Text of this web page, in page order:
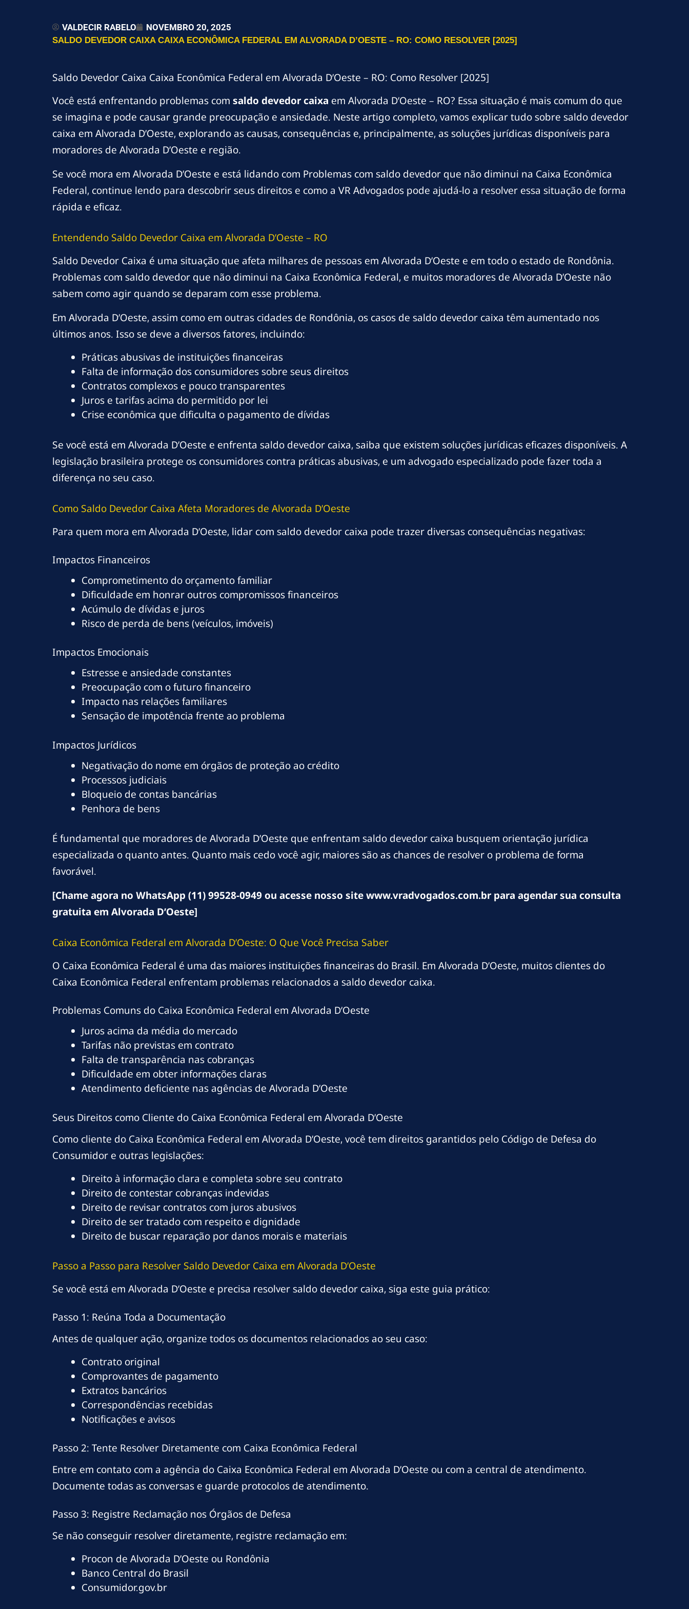
VALDECIR RABELO NOVEMBRO 20, 2025
SALDO DEVEDOR CAIXA CAIXA ECONÔMICA FEDERAL EM ALVORADA D’OESTE – RO: COMO RESOLVER [2025]
Saldo Devedor Caixa Caixa Econômica Federal em Alvorada D’Oeste – RO: Como Resolver [2025]
Você está enfrentando problemas com saldo devedor caixa em Alvorada D’Oeste – RO? Essa situação é mais comum do que
se imagina e pode causar grande preocupação e ansiedade. Neste artigo completo, vamos explicar tudo sobre saldo devedor
caixa em Alvorada D’Oeste, explorando as causas, consequências e, principalmente, as soluções jurídicas disponíveis para
moradores de Alvorada D’Oeste e região.
Se você mora em Alvorada D’Oeste e está lidando com Problemas com saldo devedor que não diminui na Caixa Econômica
Federal, continue lendo para descobrir seus direitos e como a VR Advogados pode ajudá-lo a resolver essa situação de forma
rápida e eficaz.
Entendendo Saldo Devedor Caixa em Alvorada D’Oeste – RO
Saldo Devedor Caixa é uma situação que afeta milhares de pessoas em Alvorada D’Oeste e em todo o estado de Rondônia.
Problemas com saldo devedor que não diminui na Caixa Econômica Federal, e muitos moradores de Alvorada D’Oeste não
sabem como agir quando se deparam com esse problema.
Em Alvorada D’Oeste, assim como em outras cidades de Rondônia, os casos de saldo devedor caixa têm aumentado nos
últimos anos. Isso se deve a diversos fatores, incluindo:
Práticas abusivas de instituições financeiras
Falta de informação dos consumidores sobre seus direitos
Contratos complexos e pouco transparentes
Juros e tarifas acima do permitido por lei
Crise econômica que dificulta o pagamento de dívidas
Se você está em Alvorada D’Oeste e enfrenta saldo devedor caixa, saiba que existem soluções jurídicas eficazes disponíveis. A
legislação brasileira protege os consumidores contra práticas abusivas, e um advogado especializado pode fazer toda a
diferença no seu caso.
Como Saldo Devedor Caixa Afeta Moradores de Alvorada D’Oeste
Para quem mora em Alvorada D’Oeste, lidar com saldo devedor caixa pode trazer diversas consequências negativas:
Impactos Financeiros
Comprometimento do orçamento familiar
Dificuldade em honrar outros compromissos financeiros
Acúmulo de dívidas e juros
Risco de perda de bens (veículos, imóveis)
Impactos Emocionais
Estresse e ansiedade constantes
Preocupação com o futuro financeiro
Impacto nas relações familiares
Sensação de impotência frente ao problema
Impactos Jurídicos
Negativação do nome em órgãos de proteção ao crédito
Processos judiciais
Bloqueio de contas bancárias
Penhora de bens
É fundamental que moradores de Alvorada D’Oeste que enfrentam saldo devedor caixa busquem orientação jurídica
especializada o quanto antes. Quanto mais cedo você agir, maiores são as chances de resolver o problema de forma
favorável.
[Chame agora no WhatsApp (11) 99528-0949 ou acesse nosso site www.vradvogados.com.br para agendar sua consulta
gratuita em Alvorada D’Oeste]
Caixa Econômica Federal em Alvorada D’Oeste: O Que Você Precisa Saber
O Caixa Econômica Federal é uma das maiores instituições financeiras do Brasil. Em Alvorada D’Oeste, muitos clientes do
Caixa Econômica Federal enfrentam problemas relacionados a saldo devedor caixa.
Problemas Comuns do Caixa Econômica Federal em Alvorada D’Oeste
Juros acima da média do mercado
Tarifas não previstas em contrato
Falta de transparência nas cobranças
Dificuldade em obter informações claras
Atendimento deficiente nas agências de Alvorada D’Oeste
Seus Direitos como Cliente do Caixa Econômica Federal em Alvorada D’Oeste
Como cliente do Caixa Econômica Federal em Alvorada D’Oeste, você tem direitos garantidos pelo Código de Defesa do
Consumidor e outras legislações:
Direito à informação clara e completa sobre seu contrato
Direito de contestar cobranças indevidas
Direito de revisar contratos com juros abusivos
Direito de ser tratado com respeito e dignidade
Direito de buscar reparação por danos morais e materiais
Passo a Passo para Resolver Saldo Devedor Caixa em Alvorada D’Oeste
Se você está em Alvorada D’Oeste e precisa resolver saldo devedor caixa, siga este guia prático:
Passo 1: Reúna Toda a Documentação
Antes de qualquer ação, organize todos os documentos relacionados ao seu caso:
Contrato original
Comprovantes de pagamento
Extratos bancários
Correspondências recebidas
Notificações e avisos
Passo 2: Tente Resolver Diretamente com Caixa Econômica Federal
Entre em contato com a agência do Caixa Econômica Federal em Alvorada D’Oeste ou com a central de atendimento.
Documente todas as conversas e guarde protocolos de atendimento.
Passo 3: Registre Reclamação nos Órgãos de Defesa
Se não conseguir resolver diretamente, registre reclamação em:
Procon de Alvorada D’Oeste ou Rondônia
Banco Central do Brasil
Consumidor.gov.br